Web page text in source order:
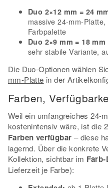
Duo 2×12 mm = 24
massive 24-mm-
Farbpalette
Duo 2×9 mm = 18 mm
sehr stabile Variante,
Die Duo-Optionen wählen
mm-Platte in der
Farben,
Weil ein umfangreiches 24-
kostenintensiv wäre, ist die
Farben verfügbar – diese
lagernd. Über die konkrete
Kollektion, sichtbar im
Lieferzeit je Farbe):